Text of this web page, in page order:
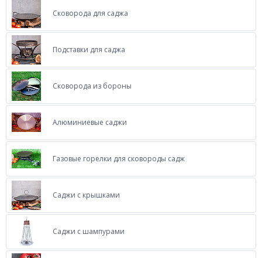
Сковорода для саджа
Подставки для саджа
Сковорода из бороны
Алюминиевые саджи
Газовые горелки для сковороды садж
Саджи с крышками
Саджи с шампурами